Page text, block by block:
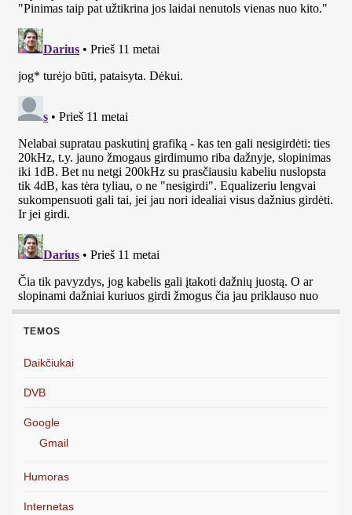
TEMOS
Daikčiukai
DVB
Google
Gmail
Humoras
Internetas